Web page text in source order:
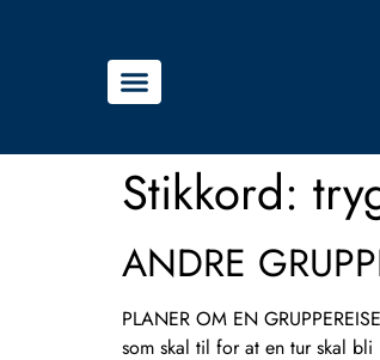
Stikkord:
ANDRE
PLANER OM EN
som skal til for at en tur skal